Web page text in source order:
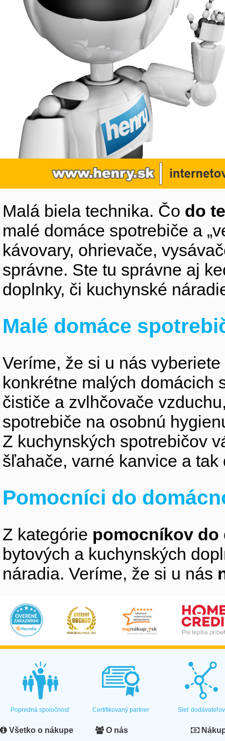
Malá biela technika. Čo do
malé domáce spotrebiče a
kávovary, ohrievače,
správne. Ste tu správne aj
doplnky, či kuchynské
Malé domáce
Veríme, že si u nás
konkrétne malých domácich
čističe a zvlhčovače
spotrebiče na osobnú
Z kuchynských spotrebičov
šľahače, varné kanvice a
Pomocníci do
Z kategórie pomocníkov do
bytových a kuchynských
náradia. Veríme, že si u nás
Popredná spoločnosť Certifikovaný partner Sieť dodávateľov
Všetko o nákupe O nás